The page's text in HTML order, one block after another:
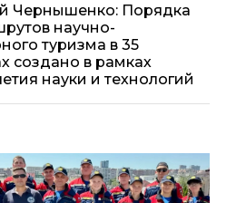
Чернышенко: Порядка
научно-
туризма в 35
создано в рамках
науки и технологий